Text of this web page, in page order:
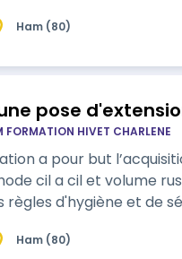
Ham (80)
pose
FORMATION HIVET CHARLENE
a pour but
cil a cil et volume
règles d'hygiène et de
Ham (80)